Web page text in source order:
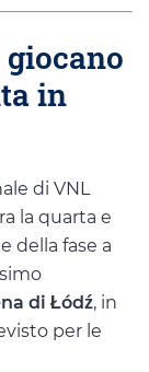
in
di VNL
la quarta e
della fase a
di Łódź, in
per le